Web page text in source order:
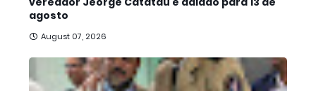
agosto
August 07, 2026